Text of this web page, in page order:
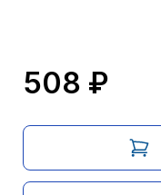
508 ₽